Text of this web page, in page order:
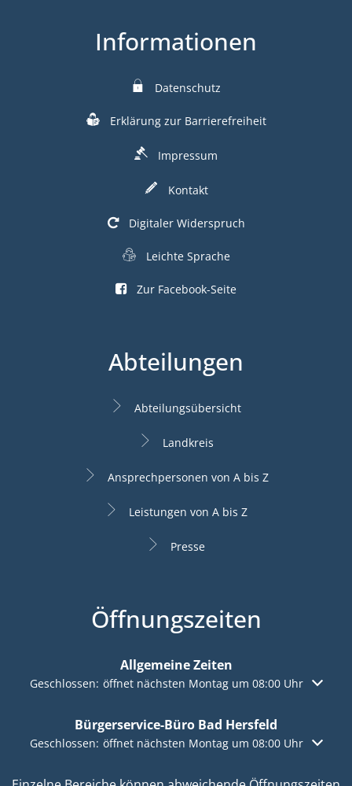
Informationen
Datenschutz
Erklärung zur Barrierefreiheit
Impressum
Kontakt
Digitaler Widerspruch
Leichte Sprache
Zur Facebook-Seite
Abteilungen
Abteilungsübersicht
Landkreis
Ansprechpersonen von A bis Z
Leistungen von A bis Z
Presse
Öffnungszeiten
Allgemeine Zeiten
Klicken, um weitere Öffnungs- oder Schließzeiten
Geschlossen: öffnet nächsten Montag um 08:00 Uhr
Bürgerservice-Büro Bad Hersfeld
Klicken, um weitere Öffnungs- oder Schließzeiten
Geschlossen: öffnet nächsten Montag um 08:00 Uhr